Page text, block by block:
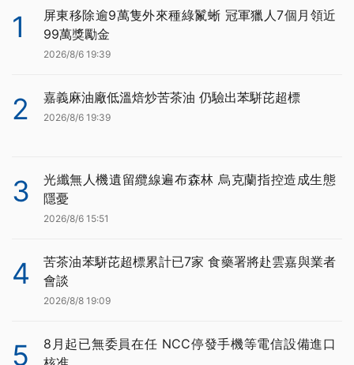
1
屏東移除逾9萬隻外來種綠鬣蜥 冠軍獵人7個月領近
99萬獎勵金
2026/8/6 19:39
2 嘉義麻油廠低溫焙炒苦茶油 仍驗出苯駢芘超標
2026/8/6 19:39
3
光纖無人機遺留纜線遍布森林 烏克蘭指控造成生態
隱憂
2026/8/6 15:51
4
苦茶油苯駢芘超標累計已7家 食藥署將赴雲嘉與業者
會談
2026/8/8 19:09
5
8月起已無委員在任 NCC停發手機等電信設備進口